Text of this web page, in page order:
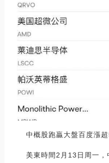
中概股跑贏大盤百度漲超
美東時間2月13日周一，